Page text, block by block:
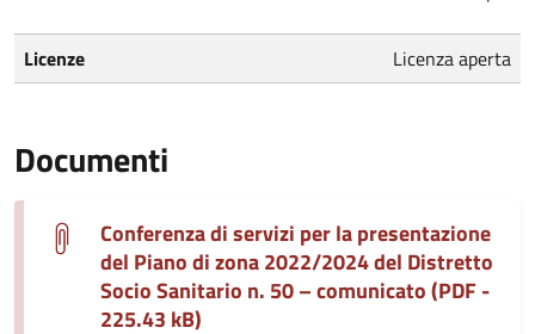
Licenze Licenza aperta
Documenti
Conferenza di servizi per la presentazione
del Piano di zona 2022/2024 del Distretto
Socio Sanitario n. 50 – comunicato (PDF -
225.43 kB)